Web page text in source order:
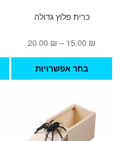
כרית פלוץ גדולה
15.00 ₪
–
20.00 ₪
טווח
מחירים:
עד
בחר אפשרויות